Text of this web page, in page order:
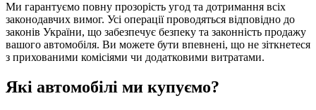
Ми гарантуємо повну прозорість угод та дотримання всіх
законодавчих вимог. Усі операції проводяться відповідно до
законів України, що забезпечує безпеку та законність продажу
вашого автомобіля. Ви можете бути впевнені, що не зіткнетеся
з прихованими комісіями чи додатковими витратами.
Які автомобілі ми купуємо?